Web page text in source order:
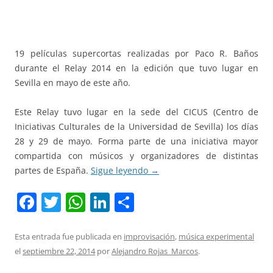
19 películas supercortas realizadas por Paco R. Baños
durante el Relay 2014 en la edición que tuvo lugar en
Sevilla en mayo de este año.
Este Relay tuvo lugar en la sede del CICUS (Centro de
Iniciativas Culturales de la Universidad de Sevilla) los días
28 y 29 de mayo. Forma parte de una iniciativa mayor
compartida con músicos y organizadores de distintas
partes de España. Sigue leyendo →
F
c
e
T
itt
er
W
at
s
Li
k
e
m
p
Esta entrada fue publicada en improvisación, música experimental
elseptiembre 22, 2014porAlejandro Rojas_Marcos.